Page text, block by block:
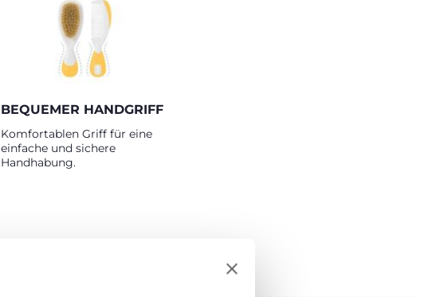
BEQUEMER HANDGRIFF
Komfortablen Griff für eine
einfache und sichere
Handhabung.